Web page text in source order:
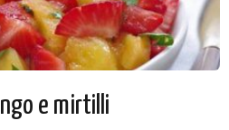
e mirtilli